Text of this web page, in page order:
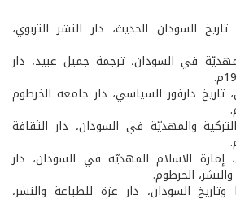
السودان الحديث، دار النشر التربوي،
في السودان، ترجمة جميل عبيد، دار
دارفور السياسي، دار جامعة الخرطوم
والمهديّة في السودان، دار الثقافة
الاسلام المهديّة في السودان، دار
الخرطوم.
السودان، دار عزة للطباعة والنشر،